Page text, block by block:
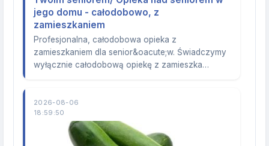
jego domu - całodobowo, z
zamieszkaniem
Profesjonalna, całodobowa opieka z
zamieszkaniem dla senior&oacute;w. Świadczymy
wyłącznie całodobową opiekę z zamieszka…
2026-08-06
18:59:50